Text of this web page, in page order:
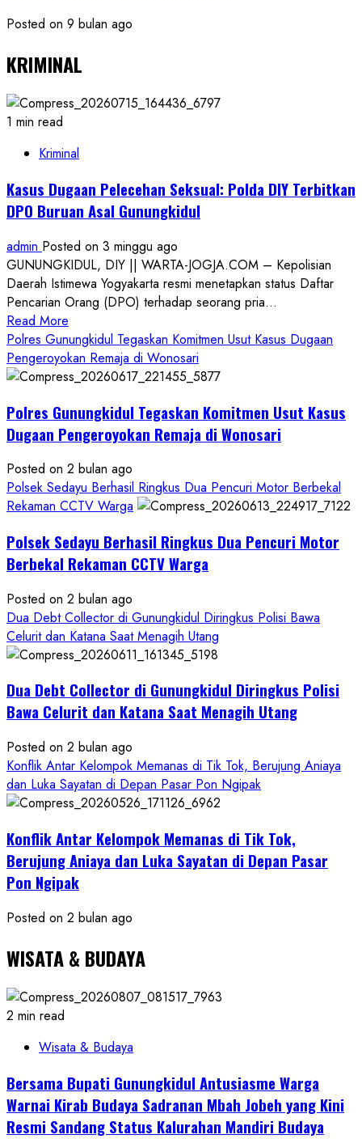
Posted on 9 bulan ago
KRIMINAL
1 min read
Kriminal
Kasus Dugaan Pelecehan Seksual: Polda DIY Terbitkan
DPO Buruan Asal Gunungkidul
admin Posted on 3 minggu ago
GUNUNGKIDUL, DIY || WARTA-JOGJA.COM – Kepolisian
Daerah Istimewa Yogyakarta resmi menetapkan status Daftar
Pencarian Orang (DPO) terhadap seorang pria...
Read More
more
about
Kasus
Pelecehan
Seksual:
DIY
Terbitkan
DPO
Asal
Gunungkidul
Polres Gunungkidul Tegaskan Komitmen Usut Kasus Dugaan
Pengeroyokan Remaja di Wonosari
Polres Gunungkidul Tegaskan Komitmen Usut Kasus
Dugaan Pengeroyokan Remaja di Wonosari
Posted on 2 bulan ago
Polsek Sedayu Berhasil Ringkus Dua Pencuri Motor Berbekal
Rekaman CCTV Warga
Polsek Sedayu Berhasil Ringkus Dua Pencuri Motor
Berbekal Rekaman CCTV Warga
Posted on 2 bulan ago
Dua Debt Collector di Gunungkidul Diringkus Polisi Bawa
Celurit dan Katana Saat Menagih Utang
Dua Debt Collector di Gunungkidul Diringkus Polisi
Bawa Celurit dan Katana Saat Menagih Utang
Posted on 2 bulan ago
Konflik Antar Kelompok Memanas di Tik Tok, Berujung Aniaya
dan Luka Sayatan di Depan Pasar Pon Ngipak
Konflik Antar Kelompok Memanas di Tik Tok,
Berujung Aniaya dan Luka Sayatan di Depan Pasar
Pon Ngipak
Posted on 2 bulan ago
WISATA & BUDAYA
2 min read
Wisata & Budaya
Bersama Bupati Gunungkidul Antusiasme Warga
Warnai Kirab Budaya Sadranan Mbah Jobeh yang Kini
Resmi Sandang Status Kalurahan Mandiri Budaya